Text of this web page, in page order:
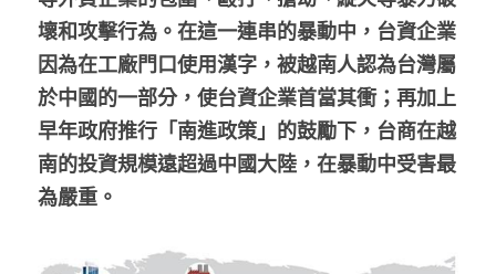
隱私權政策指南
聯絡正航
壞和攻擊行為。在這一連串的暴動中，台資企業
因為在工廠門口使用漢字，被越南人認為台灣屬
於中國的一部分，使台資企業首當其衝；再加上
早年政府推行「南進政策」的鼓勵下，台商在越
南的投資規模遠超過中國大陸，在暴動中受害最
為嚴重。